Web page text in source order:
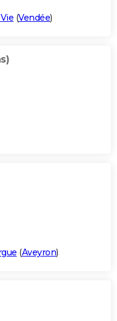
(Vendée)
(Aveyron)